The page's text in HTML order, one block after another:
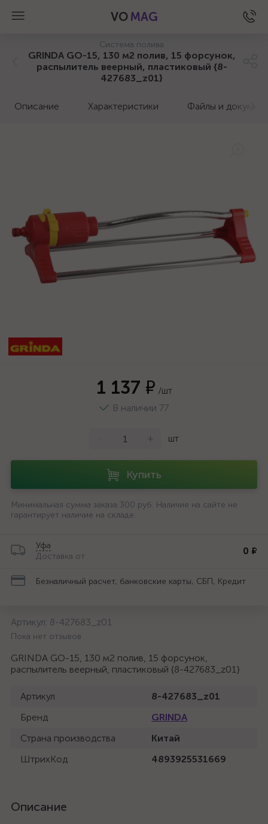
VO MAG
Система полива
GRINDA GO-15, 130 м2 полив, 15 форсунок,
распылитель веерный, пластиковый {8-
427683_z01}
Описание Характеристики Файлы и
1 137 ₽ /шт
В наличии 77
+ шт
Купить
Минимальная сумма заказа 300 руб. Наличие на сайте не
гарантирует наличие на складе.
Уфа
Доставка от
0 ₽
Безналичный расчет, банковские карты, СБП, Кредит
Артикул: 8-427683_z01
Пока нет отзывов
GRINDA GO-15, 130 м2 полив, 15 форсунок,
распылитель веерный, пластиковый {8-427683_z01}
Артикул
8-427683_z01
Бренд
GRINDA
Страна производства
Китай
ШтрихКод
4893925531669
Описание